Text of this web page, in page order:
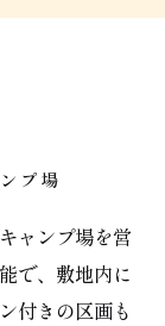
プ場
ャンプ場を営
で、敷地内に
付きの区画も